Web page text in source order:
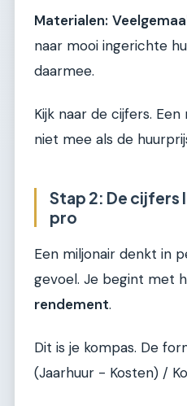
Materialen:
naar mooi ingerichte
daarmee.
Kijk naar de cijfers.
niet mee als de
Stap 2: De cijfers
pro
Een miljonair denkt in
gevoel. Je begint met
rendement.
Dit is je kompas. De
(Jaarhuur - Kosten) /